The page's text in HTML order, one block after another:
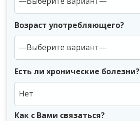
Возраст употребляющего?
Есть ли хронические болезни?
Нет
Как с Вами связаться?